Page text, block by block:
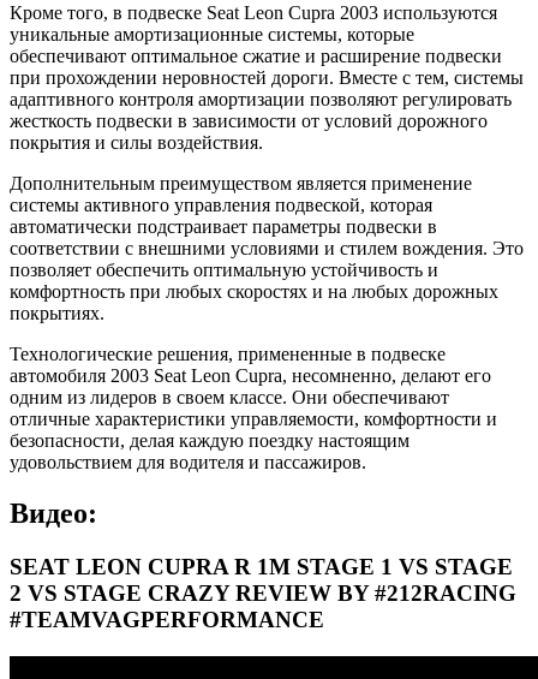
Кроме того, в подвеске Seat Leon Cupra 2003 используются
уникальные амортизационные системы, которые
обеспечивают оптимальное сжатие и расширение подвески
при прохождении неровностей дороги. Вместе с тем, системы
адаптивного контроля амортизации позволяют регулировать
жесткость подвески в зависимости от условий дорожного
покрытия и силы воздействия.
Дополнительным преимуществом является применение
системы активного управления подвеской, которая
автоматически подстраивает параметры подвески в
соответствии с внешними условиями и стилем вождения. Это
позволяет обеспечить оптимальную устойчивость и
комфортность при любых скоростях и на любых дорожных
покрытиях.
Технологические решения, примененные в подвеске
автомобиля 2003 Seat Leon Cupra, несомненно, делают его
одним из лидеров в своем классе. Они обеспечивают
отличные характеристики управляемости, комфортности и
безопасности, делая каждую поездку настоящим
удовольствием для водителя и пассажиров.
Видео:
SEAT LEON CUPRA R 1M STAGE 1 VS STAGE
2 VS STAGE CRAZY REVIEW BY #212RACING
#TEAMVAGPERFORMANCE